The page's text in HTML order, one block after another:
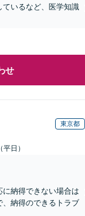
いるなど、医学知識
せ
東京都
日）
に納得できない場合は
納得のできるトラブ